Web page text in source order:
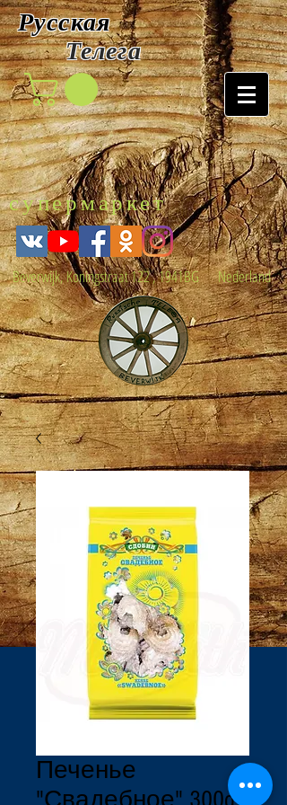
Русская
Телега
супермаркет
Beverwijk, Koningstraat 122 , 1941BG Nederland
Печенье